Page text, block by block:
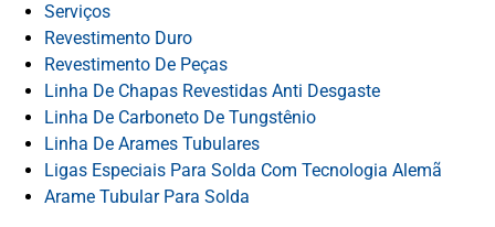
Serviços
Revestimento Duro
Revestimento De Peças
Linha De Chapas Revestidas Anti Desgaste
Linha De Carboneto De Tungstênio
Linha De Arames Tubulares
Ligas Especiais Para Solda Com Tecnologia Alemã
Arame Tubular Para Solda